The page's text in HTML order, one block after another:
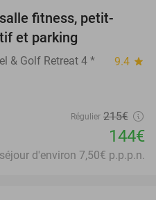
fitness, petit-
et parking
& Golf Retreat 4 *
9.4 star
Régulier 215€
144€
d'environ 7,50€ p.p.p.n.